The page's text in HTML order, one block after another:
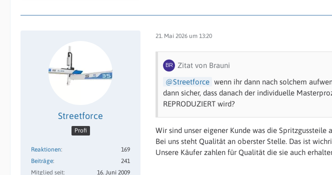
Streetforce
Profi
Reaktionen
169
Beiträge
241
Mitglied seit
16. Juni 2009
21. Mai 2026 um 13:20
Zitat von Brauni
Streetforce wenn ihr dann nach solchem
dann sicher, dass danach der individuelle
REPRODUZIERT wird?
Wir sind unser eigener Kunde was die Spritzgussteile
Bei uns steht Qualität an oberster Stelle. Das ist
Unsere Käufer zahlen für Qualität die sie auch